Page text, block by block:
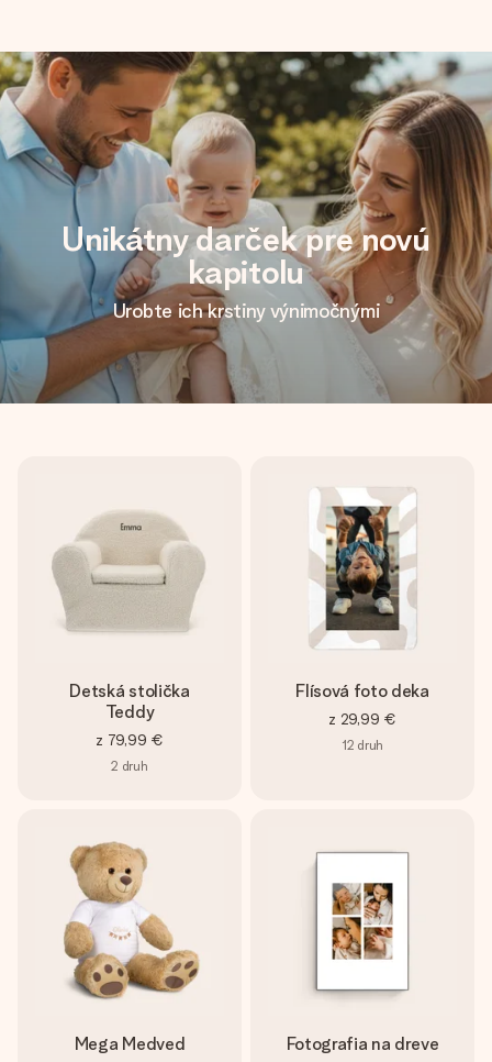
Unikátny darček pre novú
kapitolu
Urobte ich krstiny výnimočnými
Detská stolička
Teddy
z 79,99 €
2 druh
Flísová foto deka
z 29,99 €
12 druh
Mega Medveď Fotografia na dreve